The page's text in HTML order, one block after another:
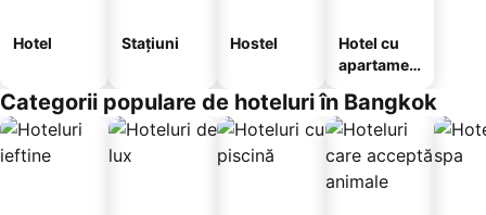
Hotel Stațiuni Hostel
Hotel cu
apartamen
Categorii populare de hoteluri în Bangkok